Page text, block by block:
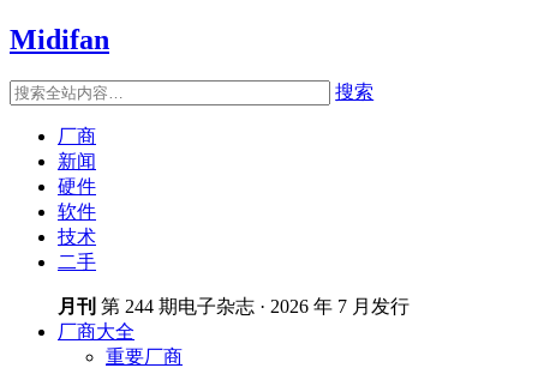
Midifan
搜索
厂商
新闻
硬件
软件
技术
二手
月刊 第 244 期电子杂志 · 2026 年 7 月发行
厂商大全
重要厂商